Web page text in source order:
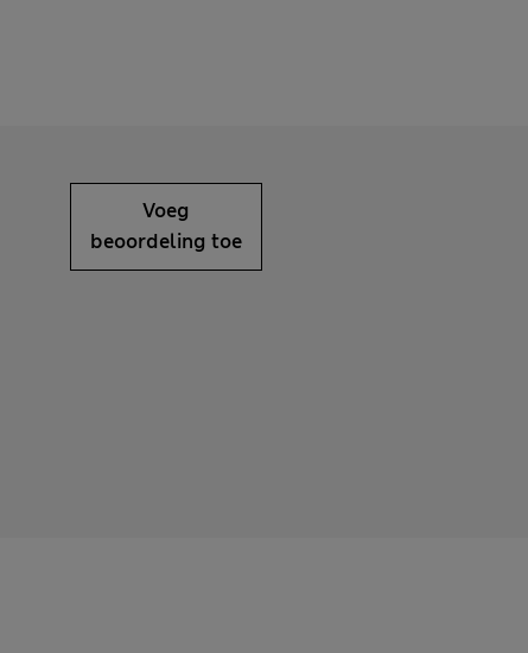
Voeg
beoordeling toe